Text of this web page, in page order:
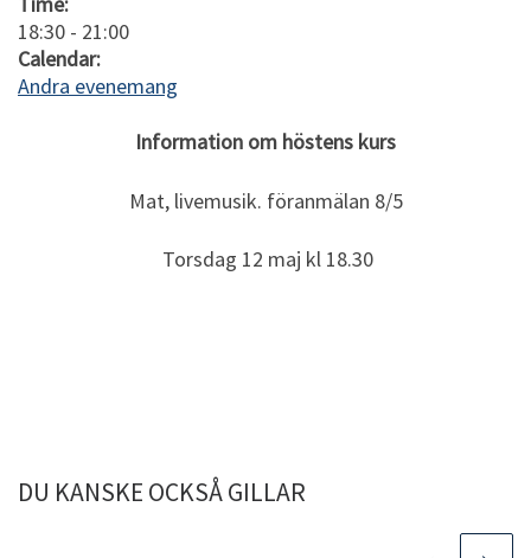
18:30 - 21:00
Calendar:
Andra evenemang
Information om höstens kurs
Mat, livemusik. föranmälan 8/5
Torsdag 12 maj kl 18.30
DU KANSKE OCKSÅ GILLAR